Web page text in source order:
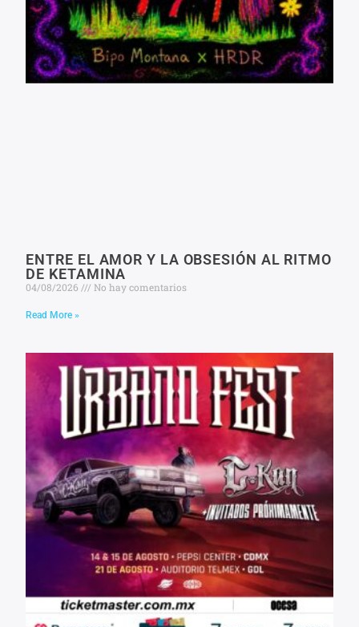
ENTRE EL AMOR Y LA OBSESIÓN AL RITMO
DE KETAMINA
04/08/2026 No hay comentarios
Read More »